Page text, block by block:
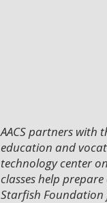
AACS partners with
education and
technology center
classes help
Starfish